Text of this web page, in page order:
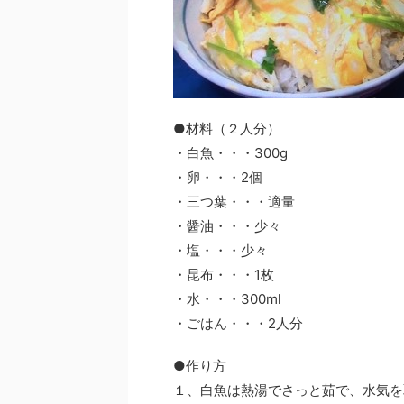
●材料（２人分）
・白魚・・・300g
・卵・・・2個
・三つ葉・・・適量
・醤油・・・少々
・塩・・・少々
・昆布・・・1枚
・水・・・300ml
・ごはん・・・2人分
●作り方
１、白魚は熱湯でさっと茹で、水気